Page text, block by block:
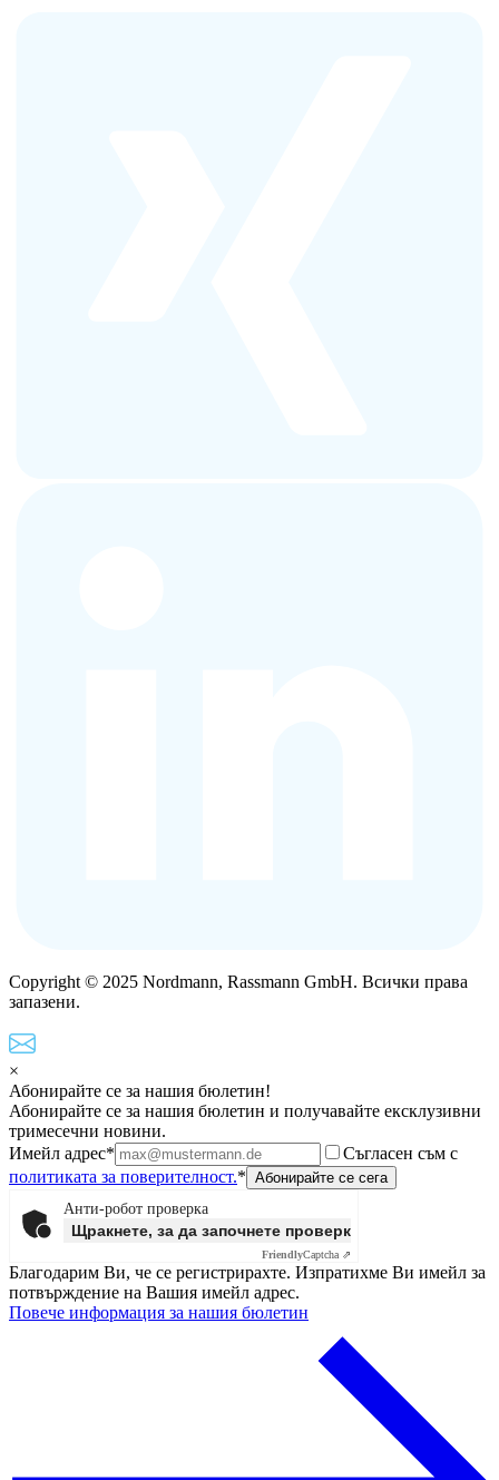
Copyright © 2025 Nordmann, Rassmann GmbH. Всички права
запазени.
×
Абонирайте се за нашия бюлетин!
Абонирайте се за нашия бюлетин и получавайте ексклузивни
тримесечни новини.
Имейл адрес*
Съгласен съм с
политиката за поверителност.*
Анти-робот проверка
Щракнете, за да започнете проверката
FriendlyCaptcha ⇗
Благодарим Ви, че се регистрирахте. Изпратихме Ви имейл за
потвърждение на Вашия имейл адрес.
Повече информация за нашия бюлетин